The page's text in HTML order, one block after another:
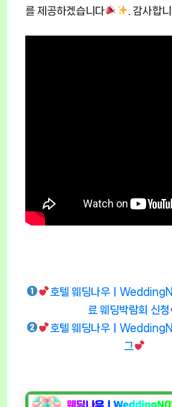
를 제공하겠습니다
. 감사합
호텔 웨딩나우ㅣ
료 웨딩박람회 신청
호텔 웨딩나우ㅣ
그